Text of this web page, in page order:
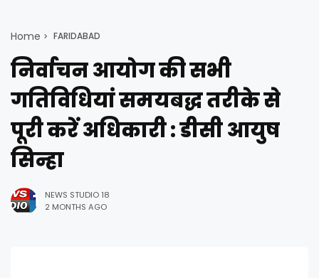
Home FARIDABAD
निर्वाचन आयोग की सभी
गतिविधियां समयबद्ध तरीके से
पूरी करें अधिकारी : डीसी आयुष
सिन्हा
NEWS STUDIO 18
2 MONTHS AGO